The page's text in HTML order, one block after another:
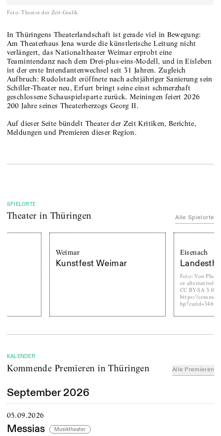
Foto: Theater der Zeit-Grafik
In Thüringens Theaterlandschaft ist gerade viel in Bewegung:
Am Theaterhaus Jena wurde die künstlerische Leitung nicht
verlängert, das Nationaltheater Weimar erprobt eine
Teamintendanz nach dem Drei-plus-eins-Modell, und in Eisleben
ist der erste Intendantenwechsel seit 31 Jahren. Zugleich
Aufbruch: Rudolstadt eröffnete nach achtjähriger Sanierung sein
Schiller-Theater neu, Erfurt bringt seine einst schmerzhaft
geschlossene Schauspielsparte zurück. Meiningen feiert 2026
200 Jahre seines Theaterherzogs Georg II.
Auf dieser Seite bündelt Theater der Zeit Kritiken, Berichte,
Meldungen und Premieren dieser Region.
SPIELORTE
Theaterin Thüringen Alle Spielorte
Weimar
Kunstfest Weimar
Eisenach
Landestheater
Von Photo by
or alternatively © CEphoto,
CC BY-SA 3.0,
https://
hp?curid=34676559
KALENDER
Kommende Premieren in Thüringen Alle Premieren
September 2026
05.09.2026
Messias Musiktheater